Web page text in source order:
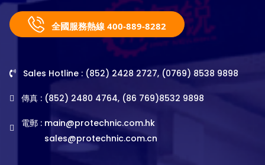
全國服務熱線 400-889-8282
Sales Hotline : (852) 2428 2727, (0769) 8538 9898
傳真 : (852) 2480 4764, (86 769)8532 9898
電郵 : main@protechnic.com.hk
sales@protechnic.com.cn